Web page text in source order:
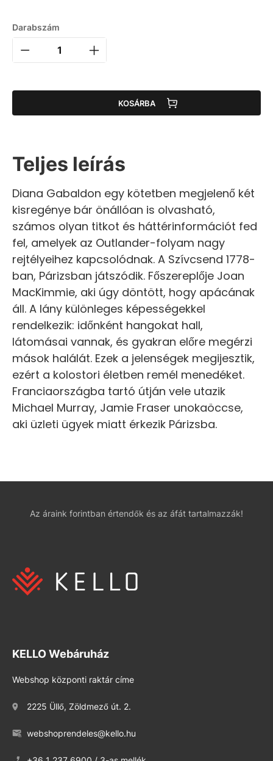
Darabszám
KOSÁRBA
Teljes leírás
Diana Gabaldon egy kötetben megjelenő két
kisregénye bár önállóan is olvasható,
számos olyan titkot és háttérinformációt fed
fel, amelyek az Outlander-folyam nagy
rejtélyeihez kapcsolódnak. A Szívcsend 1778-
ban, Párizsban játszódik. Főszereplője Joan
MacKimmie, aki úgy döntött, hogy apácának
áll. A lány különleges képességekkel
rendelkezik: időnként hangokat hall,
látomásai vannak, és gyakran előre megérzi
mások halálát. Ezek a jelenségek megijesztik,
ezért a kolostori életben remél menedéket.
Franciaországba tartó útján vele utazik
Michael Murray, Jamie Fraser unokaöccse,
aki üzleti ügyek miatt érkezik Párizsba.
Az áraink forintban értendők és az áfát tartalmazzák!
KELLO Webáruház
Webshop központi raktár címe
2225 Üllő, Zöldmező út. 2.
webshoprendeles@kello.hu